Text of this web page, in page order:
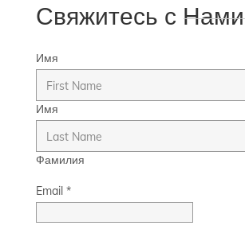
Свяжитесь с Нами
Имя
Имя
Фамилия
Email *